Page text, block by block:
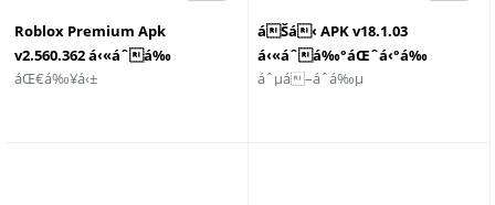
Roblox Premium Apk
v2.560.362 á‹«áˆá‰
°áŒˆá‹°á‰ áŒˆáŠ•á‹˜á‰¥
áŒ€á‰¥á‹±
áŠá‹ APK v18.1.03
á‹«áˆá‰°áŒˆá‹°á‰
áŒˆáŠ•á‹˜á‰¥
áˆµá–áˆ­á‰µ